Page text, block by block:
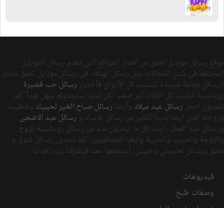
موقع رسائل موبايل تعمق من أفضل المواقع التي تقدم رسائل الموبايل
المختلفة فى شتي المجالات مثل رسائل تهنئة ، في رسائل موبايل تعمق نختار
الرسائل بعناية شديدة لتناسب كل الأزواق فأختياررسائل حب قصيرة
رومانسية تناسب كل اللغات أمر صعب لكن لدينا ستجدونه سهل جداً، كما
تجدون أجمل رسائل عيد ميلاد وأيضا رسائل صباح الخير لحبيبك وخطيبك
وزوجك كمان ايضا لدينا الكثير من رسائل الاعياد و رسائل عيد الاضحى
ورسائل عيد الفطر ، ايضا كل ما تبحثون عنه من رسائل رومانسية للزوج
والزوجة والحبيب والحبيبة وايضا للمخطوبين، كما تجدون رسائل شوق و
عشق ورسائل لحبيبتي وحبيبي، أستمتعوا معنا فيشرفنا زيارتكم لنا.
فيديوهات
وصفات طبخ